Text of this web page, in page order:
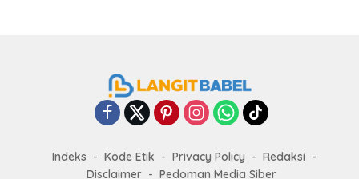
Indeks Kode Etik Privacy Policy
Redaksi
Disclaimer
Pedoman Media Siber